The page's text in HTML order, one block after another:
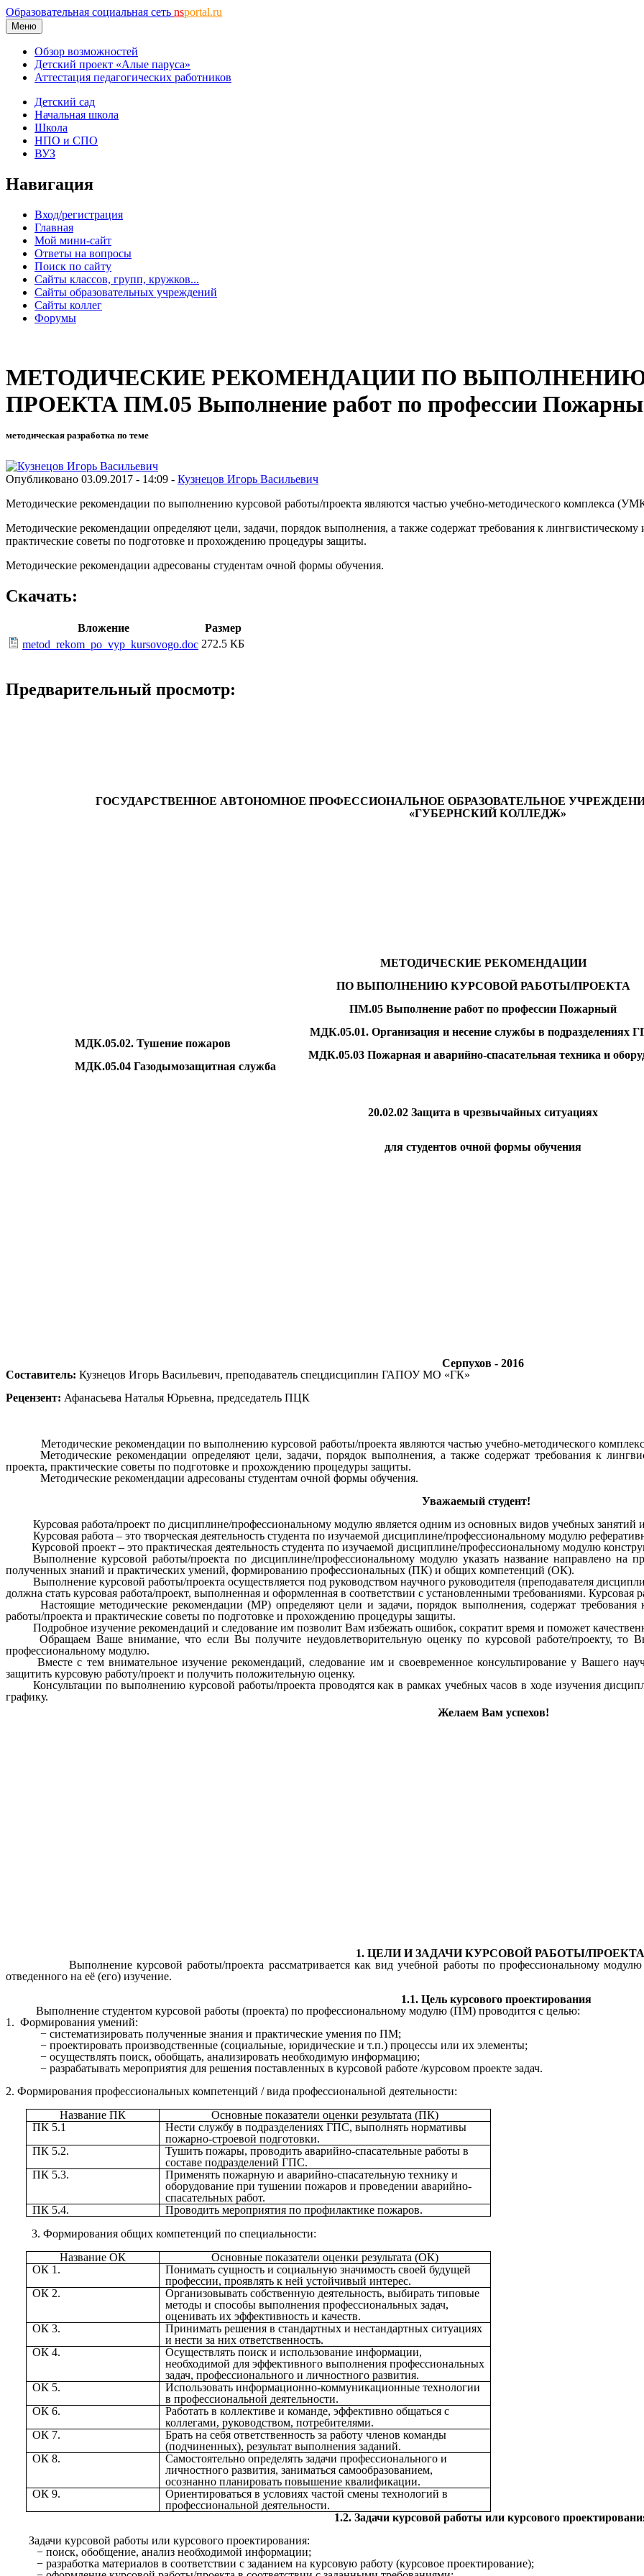
Образовательная социальная сеть nsportal.ru
Меню
Обзор возможностей
Детский проект «Алые паруса»
Аттестация педагогических работников
Детский сад
Начальная школа
Школа
НПО и СПО
ВУЗ
Навигация
Вход/регистрация
Главная
Мой мини-сайт
Ответы на вопросы
Поиск по сайту
Сайты классов, групп, кружков...
Сайты образовательных учреждений
Сайты коллег
Форумы
МЕТОДИЧЕСКИЕ РЕКОМЕНДАЦИИ ПО
ПРОЕКТА ПМ.05 Выполнение работ по профессии
методическая разработка по теме
Опубликовано 03.09.2017 - 14:09 - Кузнецов Игорь Васильевич
Методические рекомендации по выполнению курсовой работы/проекта являются частью учебно-методического комплекса
Методические рекомендации определяют цели, задачи, порядок выполнения, а также содержат требования к
практические советы по подготовке и прохождению процедуры защиты.
Методические рекомендации адресованы студентам очной формы обучения.
Скачать:
Вложение
Размер
metod_rekom_po_vyp_kursovogo.doc 272.5 КБ
Предварительный просмотр:
ГОСУДАРСТВЕННОЕ АВТОНОМНОЕПРОФЕССИОНАЛЬНОЕ ОБРАЗОВАТЕЛЬНОЕ
«ГУБЕРНСКИЙ КОЛЛЕДЖ»
МЕТОДИЧЕСКИЕ РЕКОМЕНДАЦИИ
ПО ВЫПОЛНЕНИЮ КУРСОВОЙ РАБОТЫ/ПРОЕКТА
ПМ.05 Выполнение работ по профессии Пожарный
МДК.05.01. Организация и несение службы в подразделениях
МДК.05.02. Тушение пожаров
МДК.05.03 Пожарная и аварийно-спасательная техника и
МДК.05.04 Газодымозащитная служба
20.02.02 Защита в чрезвычайных ситуациях
для студентов очной формы обучения
Серпухов - 2016
Составитель: Кузнецов Игорь Васильевич, преподаватель спецдисциплин ГАПОУ МО «ГК»
Рецензент: Афанасьева Наталья Юрьевна, председатель ПЦК
Методические рекомендации по выполнению курсовой работы/проекта являются частью учебно-методического
Методические рекомендации определяют цели, задачи, порядок выполнения, а также содержат требования к
проекта, практические советы по подготовке и прохождению процедуры защиты.
Методические рекомендации адресованы студентам очной формы обучения.
Уважаемый студент!
Курсовая работа/проект по дисциплине/профессиональному модулю является одним из основных видов учебных
Курсовая работа – это творческая деятельность студента по изучаемой дисциплине/профессиональному модулю
Курсовой проект – это практическая деятельность студента по изучаемой дисциплине/профессиональному модулю
Выполнение курсовой работы/проекта по дисциплине/профессиональному модулю указать название направлено на
полученных знаний и практических умений, формированию профессиональных (ПК) и общих компетенций (ОК).
Выполнение курсовой работы/проекта осуществляется под руководством научного руководителя (преподавателя
должна стать курсовая работа/проект, выполненная и оформленная в соответствии с установленными требованиями. Курсовая
Настоящие методические рекомендации (МР) определяют цели и задачи, порядок выполнения, содержат
работы/проекта и практические советы по подготовке и прохождению процедуры защиты.
Подробное изучение рекомендаций и следование им позволит Вам избежать ошибок, сократит время и поможет
Обращаем Ваше внимание, что если Вы получите неудовлетворительную оценку по курсовой работе/проекту,
профессиональному модулю.
Вместе с тем внимательное изучение рекомендаций, следование им и своевременное консультирование у Вашего
защитить курсовую работу/проект и получить положительную оценку.
Консультации по выполнению курсовой работы/проекта проводятся как в рамках учебных часов в ходе изучения
графику.
Желаем Вам успехов!
1. ЦЕЛИ И ЗАДАЧИ КУРСОВОЙ РАБОТЫ/ПРОЕКТА
Выполнение курсовой работы/проекта рассматривается как вид учебной работы по профессиональному модулю
отведенного на её (его) изучение.
1.1. Цель курсового проектирования
Выполнение студентом курсовой работы (проекта) по профессиональному модулю (ПМ) проводится с целью:
1. Формирования умений:
систематизировать полученные знания и практические умения по ПМ;
проектировать производственные (социальные, юридические и т.п.) процессы или их элементы;
осуществлять поиск, обобщать, анализировать необходимую информацию;
разрабатывать мероприятия для решения поставленных в курсовой работе /курсовом проекте задач.
2. Формирования профессиональных компетенций / вида профессиональной деятельности:
Название ПК
Основные показатели оценки результата (ПК)
ПК 5.1
Нести службу в подразделениях ГПС, выполнять нормативы
пожарно-строевой подготовки.
ПК 5.2.
Тушить пожары, проводить аварийно-спасательные работы в
составе подразделений ГПС.
ПК 5.3.
Применять пожарную и аварийно-спасательную технику и
оборудование при тушении пожаров и проведении аварийно-
спасательных работ.
ПК 5.4.
Проводить мероприятия по профилактике пожаров.
3. Формирования общих компетенций по специальности:
Название ОК
Основные показатели оценки результата (ОК)
ОК 1.
Понимать сущность и социальную значимость своей будущей
профессии, проявлять к ней устойчивый интерес.
ОК 2.
Организовывать собственную деятельность, выбирать типовые
методы и способы выполнения профессиональных задач,
оценивать их эффективность и качеств.
ОК 3.
Принимать решения в стандартных и нестандартных ситуациях
и нести за них ответственность.
ОК 4.
Осуществлять поиск и использование информации,
необходимой для эффективного выполнения профессиональных
задач, профессионального и личностного развития.
ОК 5.
Использовать информационно-коммуникационные технологии
в профессиональной деятельности.
ОК 6.
Работать в коллективе и команде, эффективно общаться с
коллегами, руководством, потребителями.
ОК 7.
Брать на себя ответственность за работу членов команды
(подчиненных), результат выполнения заданий.
ОК 8.
Самостоятельно определять задачи профессионального и
личностного развития, заниматься самообразованием,
осознанно планировать повышение квалификации.
ОК 9.
Ориентироваться в условиях частой смены технологий в
профессиональной деятельности.
1.2. Задачи курсовой работы или курсового
Задачи курсовой работы или курсового проектирования:
поиск, обобщение, анализ необходимой информации;
разработка материалов в соответствии с заданием на курсовую работу (курсовое проектирование);